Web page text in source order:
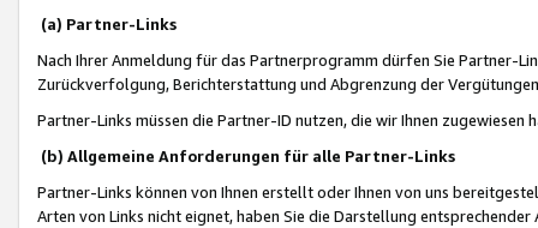
(a) Partner-Links
Nach Ihrer Anmeldung für das Partnerprogramm dürfen Sie Partner-
Zurückverfolgung, Berichterstattung und Abgrenzung der
Partner-Links müssen die Partner-ID nutzen, die wir Ihnen zugewiesen
(b) Allgemeine Anforderungen für alle Partner-Links
Partner-Links können von Ihnen erstellt oder Ihnen von uns
Arten von Links nicht eignet, haben Sie die Darstellung